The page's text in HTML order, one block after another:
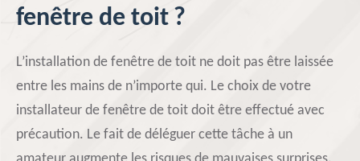
fenêtre de toit ?
L’installation de fenêtre de toit ne doit pas être laissée
entre les mains de n’importe qui. Le choix de votre
installateur de fenêtre de toit doit être effectué avec
précaution. Le fait de déléguer cette tâche à un